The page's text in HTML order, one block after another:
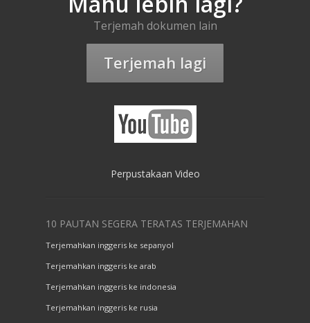
Terjemah dokumen lain
Terjemah lagi
Perpustakaan Video
10 PAUTAN SEGERA TERATAS TERJEMAHAN
Terjemahkan inggeris ke sepanyol
Terjemahkan inggeris ke arab
Terjemahkan inggeris ke indonesia
Terjemahkan inggeris ke rusia